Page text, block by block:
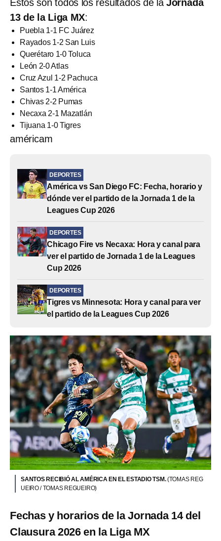
Estos son todos los resultados de la Jornada
13 de la Liga MX:
Puebla 1-1 FC Juárez
Rayados 1-2 San Luis
Querétaro 1-0 Toluca
León 2-0 Atlas
Cruz Azul 1-2 Pachuca
Santos 1-1 América
Chivas 2-2 Pumas
Necaxa 2-1 Mazatlán
Tijuana 1-0 Tigres
américam
DEPORTES
América vs San Diego FC: Fecha, horario y
dónde ver el partido de la Jornada 1 de la
Leagues Cup 2026
DEPORTES
Chicago Fire vs Necaxa: Hora y canal para
ver el partido de Jornada 1 de la Leagues
Cup 2026
DEPORTES
Tigres vs Minnesota: Hora y canal para ver
el partido de la Leagues Cup 2026
SANTOS RECIBIÓ AL AMÉRICA EN EL ESTADIO TSM.(TOMAS REG
UEIRO / TOMAS REGUEIRO)
Fechas y horarios de la Jornada 14 del
Clausura 2026 en la Liga MX